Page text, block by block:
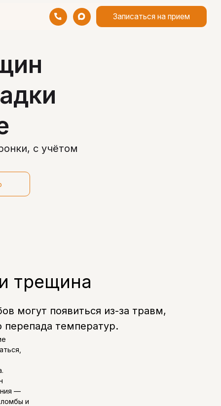
Записаться на прием
с учётом
могут появиться из-за травм,
перепада температур.
—
и
трещина